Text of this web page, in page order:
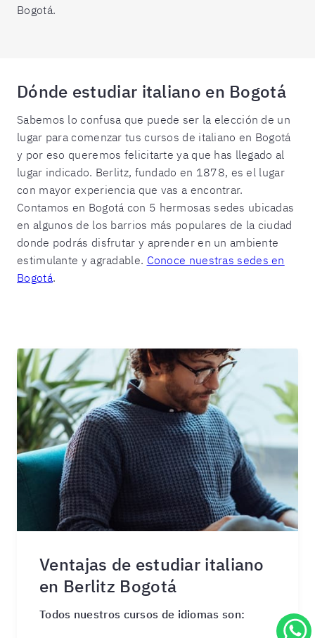
Bogotá.
Dónde estudiar italiano en Bogotá
Sabemos lo confusa que puede ser la elección de un
lugar para comenzar tus cursos de italiano en Bogotá
y por eso queremos felicitarte ya que has llegado al
lugar indicado. Berlitz, fundado en 1878, es el lugar
con mayor experiencia que vas a encontrar.
Contamos en Bogotá con 5 hermosas sedes ubicadas
en algunos de los barrios más populares de la ciudad
donde podrás disfrutar y aprender en un ambiente
estimulante y agradable. Conoce nuestras sedes en
Bogotá.
Ventajas de estudiar italiano
en Berlitz Bogotá
Todos nuestros cursos de idiomas son: